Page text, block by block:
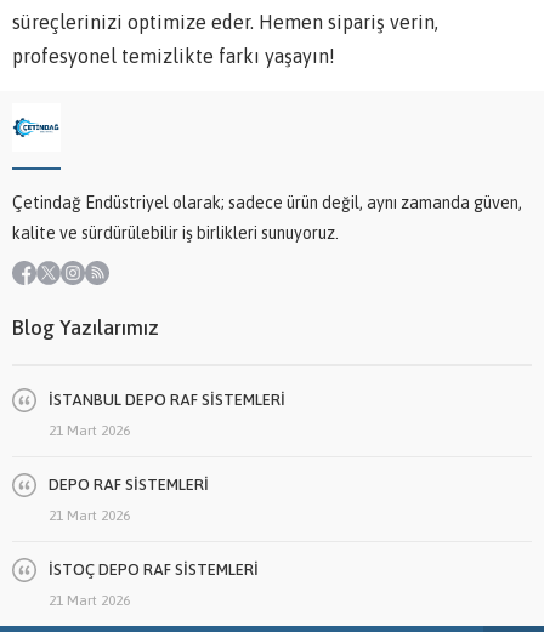
süreçlerinizi optimize eder. Hemen sipariş verin,
profesyonel temizlikte farkı yaşayın!
Çetindağ Endüstriyel olarak; sadece ürün değil, aynı zamanda güven,
kalite ve sürdürülebilir iş birlikleri sunuyoruz.
Blog Yazılarımız
İSTANBUL DEPO RAF SİSTEMLERİ
21 Mart 2026
DEPO RAF SİSTEMLERİ
21 Mart 2026
İSTOÇ DEPO RAF SİSTEMLERİ
21 Mart 2026